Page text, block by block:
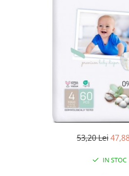
Altele-Suplimente alimentare
53,20 Lei
IN STOC